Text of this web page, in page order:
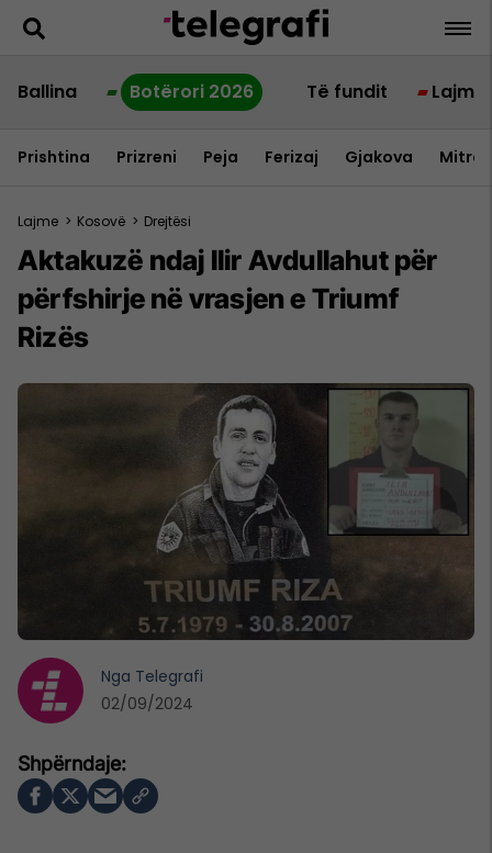
Ballina Botërori 2026 Të fundit Lajme
Prishtina Prizreni Peja Ferizaj Gjakova
Lajme > Kosovë > Drejtësi
Aktakuzë ndaj Ilir Avdullahut për
përfshirje në vrasjen e Triumf
Rizës
Nga Telegrafi
02/09/2024